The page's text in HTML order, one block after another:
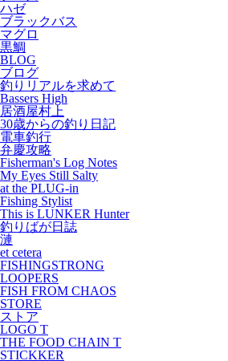
ハゼ
ブラックバス
マグロ
黒鯛
BLOG
ブログ
釣りリアルを求めて
Bassers High
居酒屋村上
30歳からの釣り日記
電車釣行
弁慶攻略
Fisherman's Log Notes
My Eyes Still Salty
at the PLUG-in
Fishing Stylist
This is LUNKER Hunter
釣りばが日誌
漣
et cetera
FISHINGSTRONG
LOOPERS
FISH FROM CHAOS
STORE
ストア
LOGO T
THE FOOD CHAIN T
STICKKER